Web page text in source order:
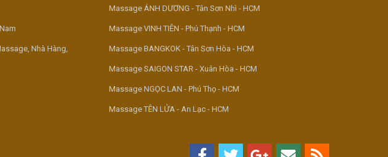
Nhà Hàng,
Massage ÁNH DƯƠNG - Tân Sơn Nhì - HCM
Massage VINH TIÊN - Phú Thạnh - HCM
Massage BANGKOK - Tân Sơn Hòa - HCM
Massage SAIGON STAR - Xuân Hòa - HCM
Massage NGỌC LAN - Phú Thọ - HCM
Massage TÊN LỬA - An Lạc - HCM